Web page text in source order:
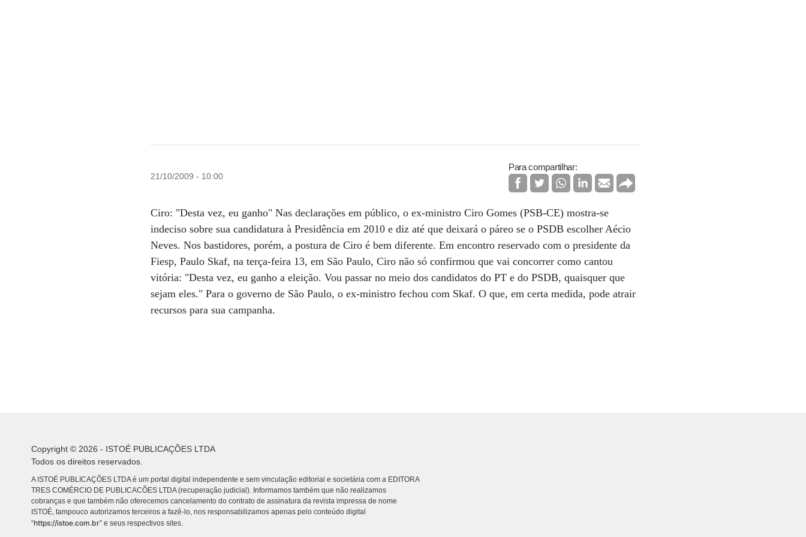
21/10/2009 - 10:00
Para compartilhar:
Ciro: "Desta vez, eu ganho" Nas declarações em público, o ex-ministro Ciro Gomes (PSB-CE) mostra-se
indeciso sobre sua candidatura à Presidência em 2010 e diz até que deixará o páreo se o PSDB escolher Aécio
Neves. Nos bastidores, porém, a postura de Ciro é bem diferente. Em encontro reservado com o presidente da
Fiesp, Paulo Skaf, na terça-feira 13, em São Paulo, Ciro não só confirmou que vai concorrer como cantou
vitória: "Desta vez, eu ganho a eleição. Vou passar no meio dos candidatos do PT e do PSDB, quaisquer que
sejam eles." Para o governo de São Paulo, o ex-ministro fechou com Skaf. O que, em certa medida, pode atrair
recursos para sua campanha.
Copyright © 2026 - ISTOÉ PUBLICAÇÕES LTDA
Todos os direitos reservados.
A ISTOÉ PUBLICAÇÕES LTDA é um portal digital independente e sem vinculação editorial e societária com a EDITORA
TRES COMÉRCIO DE PUBLICACÕES LTDA (recuperação judicial). Informamos também que não realizamos
cobranças e que também não oferecemos cancelamento do contrato de assinatura da revista impressa de nome
ISTOÉ, tampouco autorizamos terceiros a fazê-lo, nos responsabilizamos apenas pelo conteúdo digital
“https://istoe.com.br” e seus respectivos sites.